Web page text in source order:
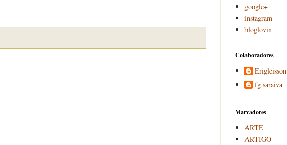
google+
instagram
bloglovin
Colaboradores
Erigleisson
fg saraiva
Marcadores
ARTE
ARTIGO